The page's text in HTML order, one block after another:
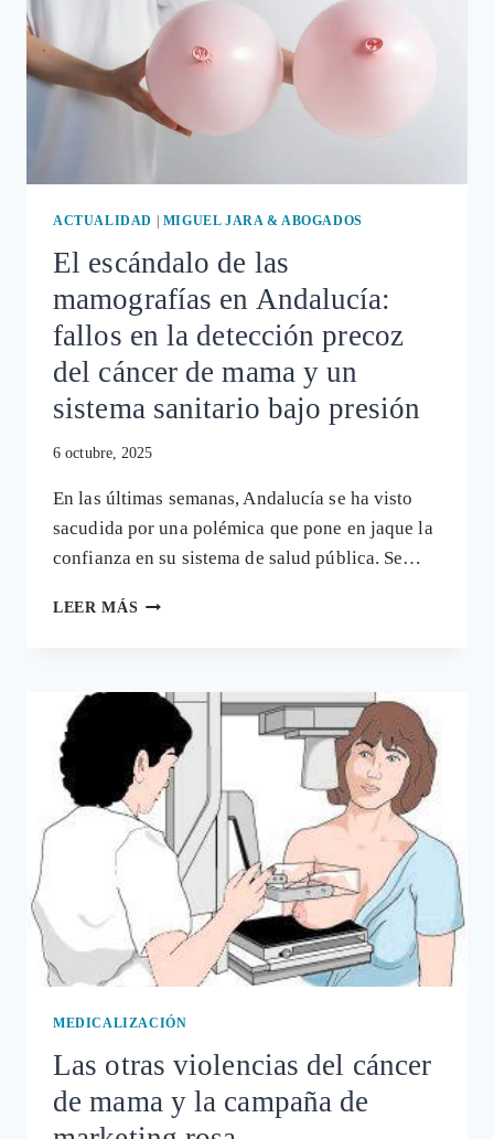
ACTUALIDAD | MIGUEL JARA & ABOGADOS
El escándalo de las
mamografías en Andalucía:
fallos en la detección precoz
del cáncer de mama y un
sistema sanitario bajo presión
6 octubre, 2025
En las últimas semanas, Andalucía se ha visto
sacudida por una polémica que pone en jaque la
confianza en su sistema de salud pública. Se…
LEER MÁS EL
MAMOGRAFÍAS
ANDALUCÍA:
FALLOS
EN
LA
DETECCIÓN
PRECOZ
CÁNCER
DE
MAMA
Y
SISTEMA
BAJO
PRESIÓN
MEDICALIZACIÓN
Las otras violencias del cáncer
de mama y la campaña de